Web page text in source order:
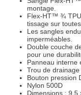
montage.
Flex-HT™ ¾ TPU
tissage sur
Les sangles
imperméables.
Double couche
pour une
Panneau interne
Trou de
Bouton pression
Nylon 500D
Dimensions : 9.5